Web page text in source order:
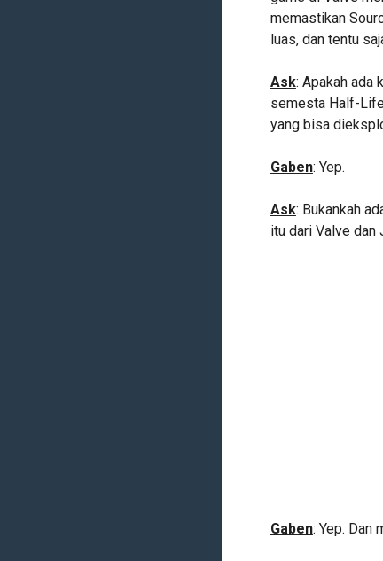
memastikan
luas, dan tentu
Ask: Apakah ada
semesta Half-
yang bisa
Gaben: Yep.
Ask: Bukankah
itu dari Valve dan
Gaben: Yep. Dan